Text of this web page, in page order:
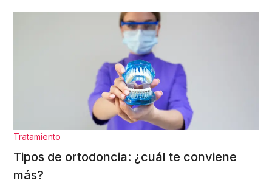
Tratamiento
Tipos de ortodoncia: ¿cuál te conviene
más?